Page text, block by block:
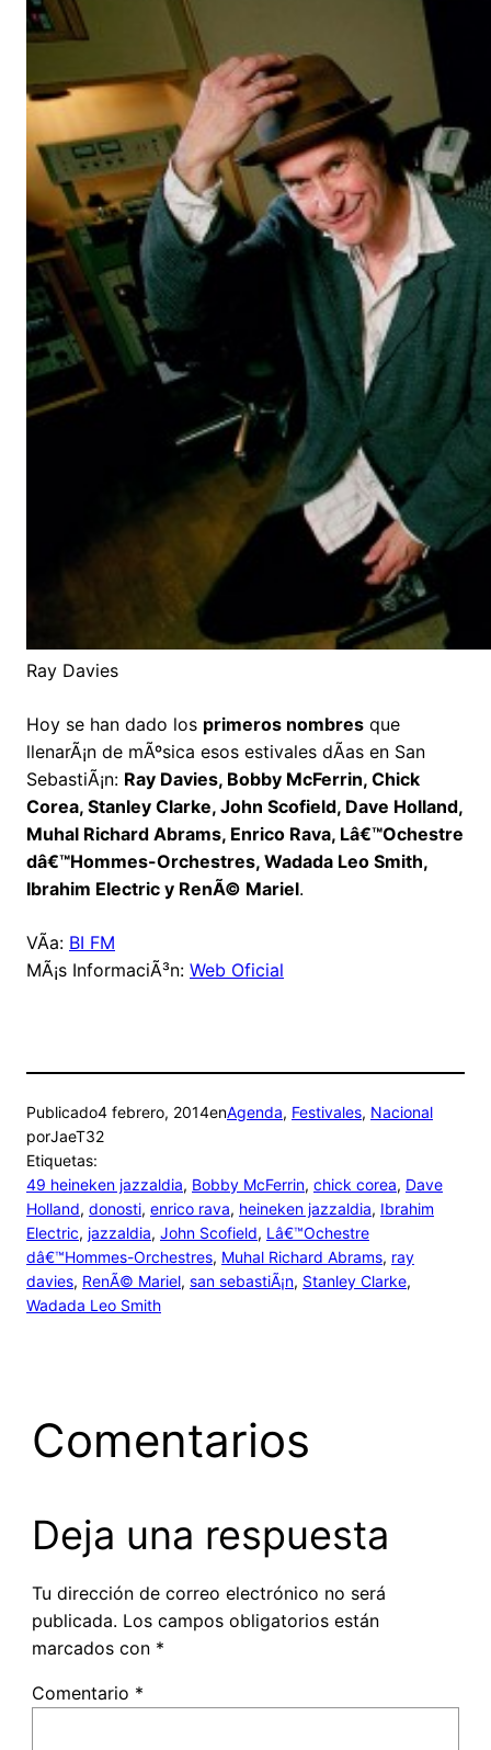
Ray Davies
Hoy se han dado los primeros nombres que
llenarÃ¡n de mÃºsica esos estivales dÃ­as en San
SebastiÃ¡n: Ray Davies, Bobby McFerrin, Chick
Corea, Stanley Clarke, John Scofield, Dave Holland,
Muhal Richard Abrams, Enrico Rava, Lâ€™Ochestre
dâ€™Hommes-Orchestres, Wadada Leo Smith,
Ibrahim Electric y RenÃ© Mariel.
VÃ­a: BI FM
MÃ¡s InformaciÃ³n: Web Oficial
Publicado4 febrero, 2014enAgenda, Festivales, Nacional
porJaeT32
Etiquetas:
49 heineken jazzaldia, Bobby McFerrin, chick corea, Dave
Holland, donosti, enrico rava, heineken jazzaldia, Ibrahim
Electric, jazzaldia, John Scofield, Lâ€™Ochestre
dâ€™Hommes-Orchestres, Muhal Richard Abrams, ray
davies, RenÃ© Mariel, san sebastiÃ¡n, Stanley Clarke
Wadada Leo Smith
Comentarios
Deja una respuesta
Tu dirección de correo electrónico no será
publicada. Los campos obligatorios están
marcados con *
Comentario *